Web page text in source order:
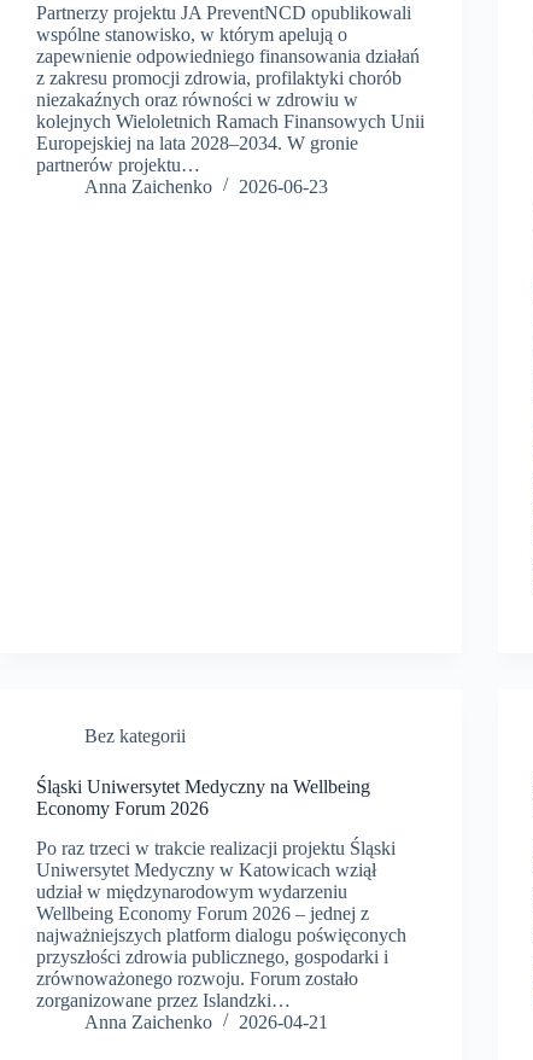
Partnerzy projektu JA PreventNCD opublikowali
wspólne stanowisko, w którym apelują o
zapewnienie odpowiedniego finansowania działań
z zakresu promocji zdrowia, profilaktyki chorób
niezakaźnych oraz równości w zdrowiu w
kolejnych Wieloletnich Ramach Finansowych Unii
Europejskiej na lata 2028–2034. W gronie
partnerów projektu…
Anna Zaichenko
2026-06-23
Bez kategorii
Śląski Uniwersytet Medyczny na Wellbeing
Economy Forum 2026
Po raz trzeci w trakcie realizacji projektu Śląski
Uniwersytet Medyczny w Katowicach wziął
udział w międzynarodowym wydarzeniu
Wellbeing Economy Forum 2026 – jednej z
najważniejszych platform dialogu poświęconych
przyszłości zdrowia publicznego, gospodarki i
zrównoważonego rozwoju. Forum zostało
zorganizowane przez Islandzki…
Anna Zaichenko
2026-04-21